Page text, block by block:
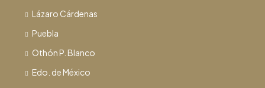
Lázaro Cárdenas
Puebla
Othón P. Blanco
Edo. de México